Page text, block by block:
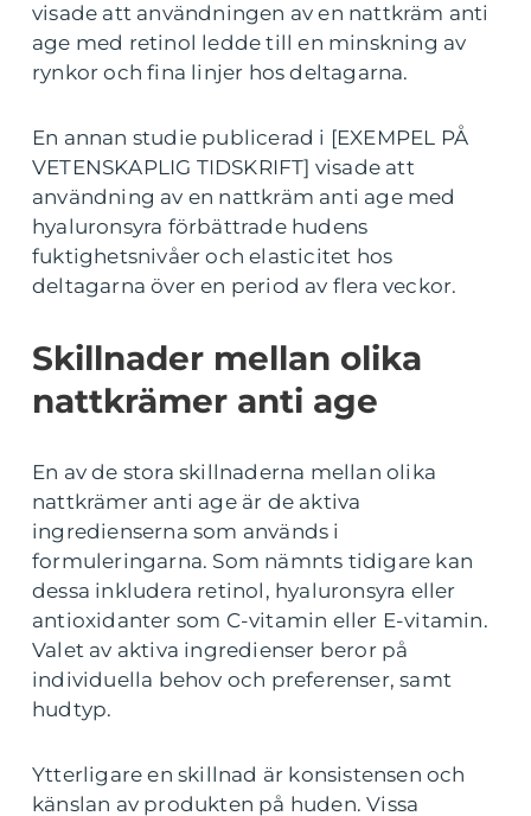
visade att användningen av en nattkräm anti
age med retinol ledde till en minskning av
rynkor och fina linjer hos deltagarna.
En annan studie publicerad i [EXEMPEL PÅ
VETENSKAPLIG TIDSKRIFT] visade att
användning av en nattkräm anti age med
hyaluronsyra förbättrade hudens
fuktighetsnivåer och elasticitet hos
deltagarna över en period av flera veckor.
Skillnader mellan olika
nattkrämer anti age
En av de stora skillnaderna mellan olika
nattkrämer anti age är de aktiva
ingredienserna som används i
formuleringarna. Som nämnts tidigare kan
dessa inkludera retinol, hyaluronsyra eller
antioxidanter som C-vitamin eller E-vitamin.
Valet av aktiva ingredienser beror på
individuella behov och preferenser, samt
hudtyp.
Ytterligare en skillnad är konsistensen och
känslan av produkten på huden. Vissa